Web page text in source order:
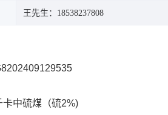
王先生：18538237808
中硫煤（硫2%)